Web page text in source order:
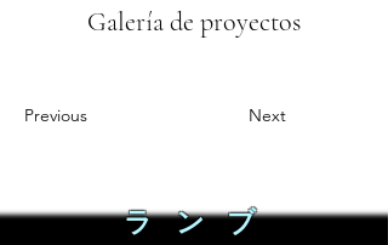
Galería de proyectos
Previous Next
ラ ン ブ